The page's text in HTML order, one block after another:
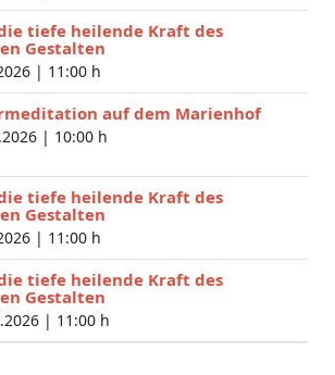
tiefe heilende Kraft des
Gestalten
| 11:00 h
auf dem Marienhof
| 10:00 h
tiefe heilende Kraft des
Gestalten
| 11:00 h
tiefe heilende Kraft des
Gestalten
| 11:00 h